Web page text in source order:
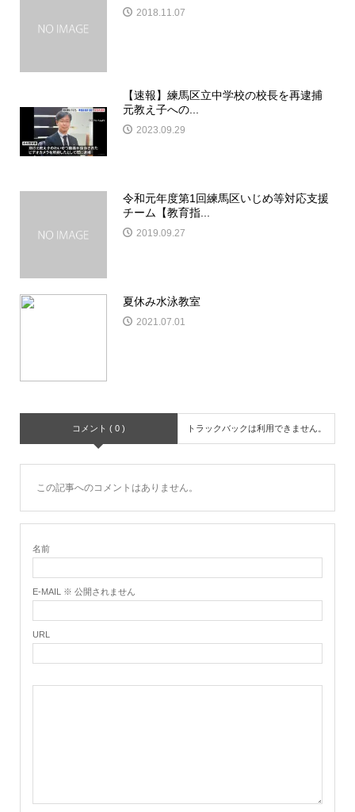
2018.11.07
【速報】練馬区立中学校の校長を再逮捕
元教え子への...
2023.09.29
令和元年度第1回練馬区いじめ等対応支援
チーム【教育指...
2019.09.27
夏休み水泳教室
2021.07.01
コメント ( 0 ) トラックバックは利用できません。
この記事へのコメントはありません。
名前
E-MAIL ※ 公開されません
URL